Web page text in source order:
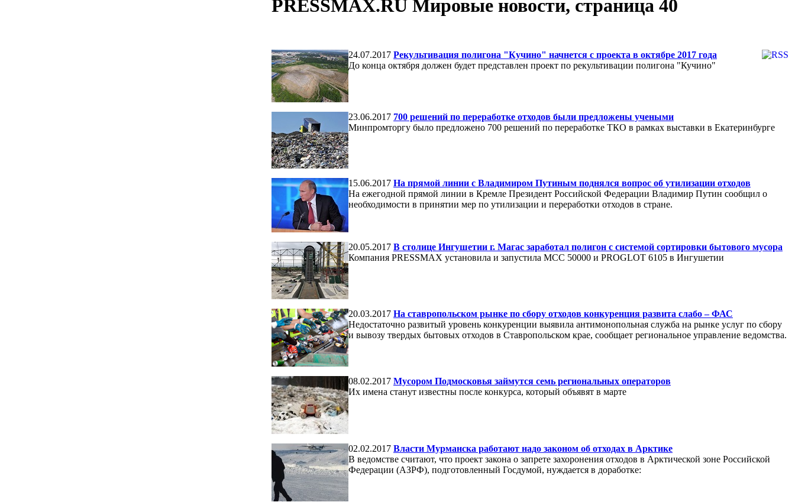
PRESSMAX.RU Мировые новости, страница 40
24.07.2017 Рекультивация полигона "Кучино" начнется с проекта в октябре 2017 года
До конца октября должен будет представлен проект по рекультивации полигона "Кучино"
23.06.2017 700 решений по переработке отходов были предложены учеными
Минпромторгу было предложено 700 решений по переработке ТКО в рамках выставки в Екатеринбурге
15.06.2017 На прямой линии с Владимиром Путиным поднялся вопрос об утилизации отходов
На ежегодной прямой линии в Кремле Президент Российской Федерации Владимир Путин сообщил о
необходимости в принятии мер по утилизации и переработки отходов в стране.
20.05.2017 В столице Ингушетии г. Магас заработал полигон с системой сортировки бытового мусора
Компания PRESSMAX установила и запустила МСС 50000 и PROGLOT 6105 в Ингушетии
20.03.2017 На ставропольском рынке по сбору отходов конкуренция развита слабо – ФАС
Недостаточно развитый уровень конкуренции выявила антимонопольная служба на рынке услуг по сбору
и вывозу твердых бытовых отходов в Ставропольском крае, сообщает региональное управление ведомства.
08.02.2017 Мусором Подмосковья займутся семь региональных операторов
Их имена станут известны после конкурса, который объявят в марте
02.02.2017 Власти Мурманска работают надо законом об отходах в Арктике
В ведомстве считают, что проект закона о запрете захоронения отходов в Арктической зоне Российской
Федерации (АЗРФ), подготовленный Госдумой, нуждается в доработке: